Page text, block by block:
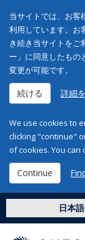
当サイトでは、お客
利用しています。お
き続き当サイトをご
ー」に同意したもの
変更が可能です。
続ける 詳細
We use cookies to
clicking "continue"
of cookies. You can
Continue
日本語